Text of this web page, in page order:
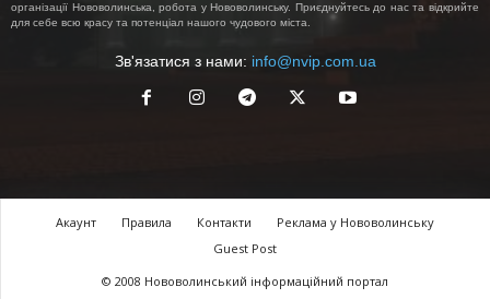
організації Нововолинська, робота у Нововолинську. Приєднуйтесь до нас та відкрийте
для себе всю красу та потенціал нашого чудового міста.
Зв'язатися з нами: info@nvip.com.ua
Акаунт Правила Контакти
Реклама у Нововолинську
Guest Post
© 2008 Нововолинський інформаційний портал